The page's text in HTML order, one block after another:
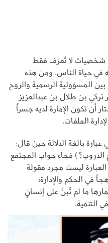
شخصيات لا تُعرَف فقط
في حياة الناس. ومن هذه
المسؤولية الرسمية والروح
تركي بن طلال بن عبدالعزيز
أن تكون الإمارة لديه جسراً
الملفات.
بالغة الدلالة حين قال:
الدروب؟) فجاء جواب المجتمع
العبارة ليست مجرد مقولة
في الحكم والإدارة؛
ما لم تُبنَ على إنسانٍ
التنمية.